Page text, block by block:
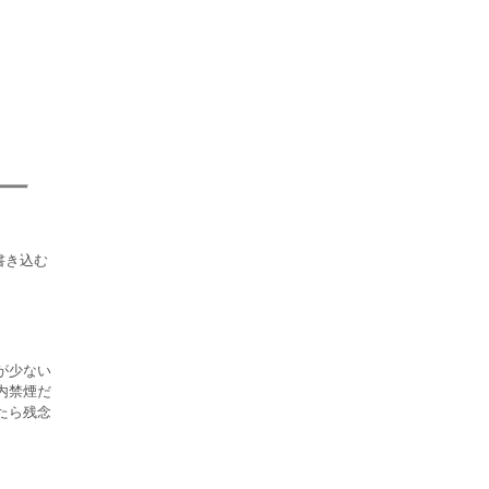
少ない
禁煙だ
ら残念